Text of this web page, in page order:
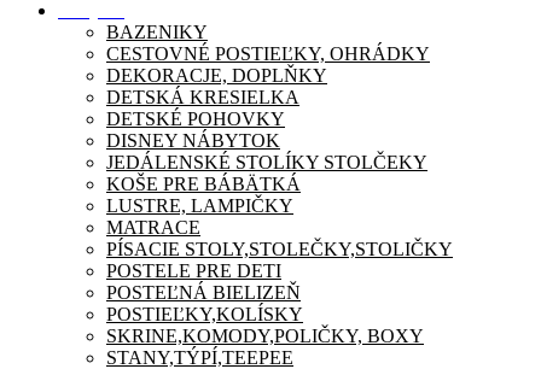
BAZENIKY
CESTOVNÉ POSTIEĽKY, OHRÁDKY
DEKORACJE, DOPLŇKY
DETSKÁ KRESIELKA
DETSKÉ POHOVKY
DISNEY NÁBYTOK
JEDÁLENSKÉ STOLÍKY STOLČEKY
KOŠE PRE BÁBÄTKÁ
LUSTRE, LAMPIČKY
MATRACE
PÍSACIE STOLY,STOLEČKY,STOLIČKY
POSTELE PRE DETI
POSTEĽNÁ BIELIZEŇ
POSTIEĽKY,KOLÍSKY
SKRINE,KOMODY,POLIČKY, BOXY
STANY,TÝPÍ,TEEPEE